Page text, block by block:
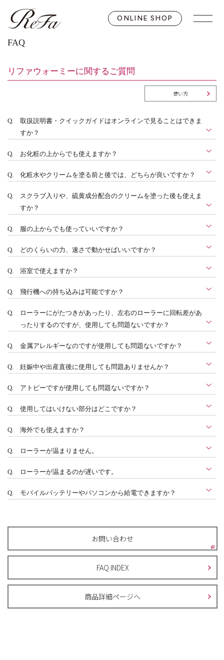
ONLINE SHOP
FAQ
リファウォーミーに関するご質問
使い方
Q.
取扱説明書・クイックガイドはオンラインで見ることはできま
すか？
Q. お化粧の上からでも使えますか？
Q. 化粧水やクリームを塗る前と後では、どちらが良いですか？
Q.
スクラブ入りや、硫黄成分配合のクリームを塗った後も使えま
すか？
Q. 服の上からでも使っていいですか？
Q. どのくらいの力、速さで動かせばいいですか？
Q. 浴室で使えますか？
Q. 飛行機への持ち込みは可能ですか？
Q.
ローラーにがたつきがあったり、左右のローラーに回転差があ
ったりするのですが、使用しても問題ないですか？
Q. 金属アレルギーなのですが使用しても問題ないですか？
Q. 妊娠中や出産直後に使用しても問題ありませんか？
Q. アトピーですが使用しても問題ないですか？
Q. 使用してはいけない部分はどこですか？
Q. 海外でも使えますか？
Q. ローラーが温まりません。
Q. ローラーが温まるのが遅いです。
Q. モバイルバッテリーやパソコンから給電できますか？
お問い合わせ
FAQ INDEX
商品詳細ページへ